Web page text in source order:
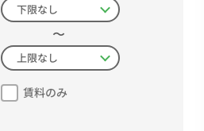
〜
賃料のみ